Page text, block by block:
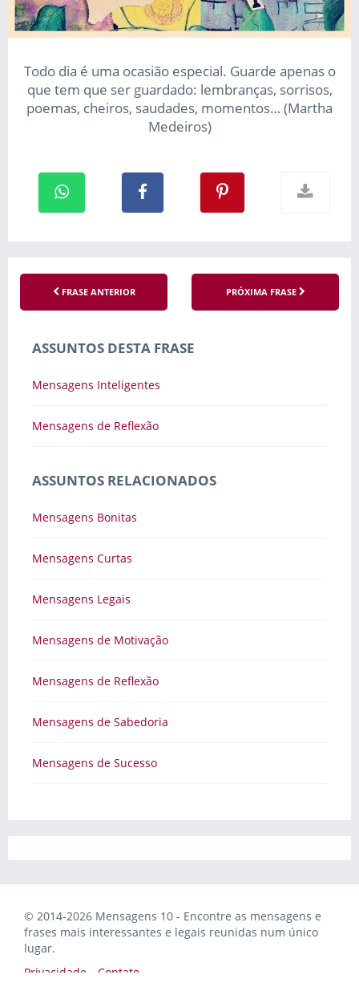
Todo dia é uma ocasião especial. Guarde apenas o
que tem que ser guardado: lembranças, sorrisos,
poemas, cheiros, saudades, momentos… (Martha
Medeiros)
FRASE ANTERIOR PRÓXIMA FRASE
ASSUNTOS DESTA FRASE
Mensagens Inteligentes
Mensagens de Reflexão
ASSUNTOS RELACIONADOS
Mensagens Bonitas
Mensagens Curtas
Mensagens Legais
Mensagens de Motivação
Mensagens de Reflexão
Mensagens de Sabedoria
Mensagens de Sucesso
© 2014-2026 Mensagens 10 - Encontre as mensagens e
frases mais interessantes e legais reunidas num único
lugar.
Privacidade
Contato